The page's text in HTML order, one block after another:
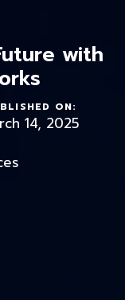
with
ON:
14, 2025